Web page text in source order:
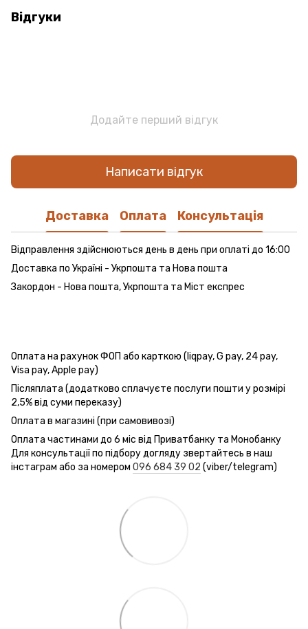
Відгуки
Додайте перший відгук
Написати відгук
Доставка Оплата Консультація
Відправлення здійснюються день в день при оплаті до 16:00
Доставка по Україні - Укрпошта та Нова пошта
Закордон - Нова пошта, Укрпошта та Міст експрес
Оплата на рахунок ФОП або карткою (liqpay, G pay, 24 pay,
Visa pay, Apple pay)
Післяплата (додатково сплачуєте послуги пошти у розмірі
2,5% від суми переказу)
Оплата в магазині (при самовивозі)
Оплата частинами до 6 міс від Приватбанку та Монобанку
Для консультації по підбору догляду звертайтесь в наш
інстаграм або за номером 096 684 39 02 (viber/telegram)